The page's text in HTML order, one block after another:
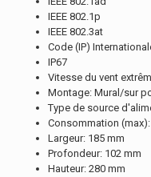
IEEE 802.1p
IEEE 802.3at
Code (IP)
IP67
Vitesse du vent
Montage: Mural/sur
Type de source
Consommation
Largeur: 185 mm
Profondeur: 102 mm
Hauteur: 280 mm